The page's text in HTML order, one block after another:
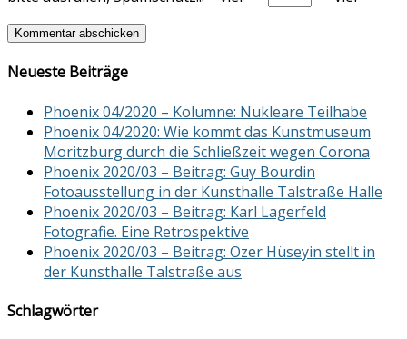
Neueste Beiträge
Phoenix 04/2020 – Kolumne: Nukleare Teilhabe
Phoenix 04/2020: Wie kommt das Kunstmuseum
Moritzburg durch die Schließzeit wegen Corona
Phoenix 2020/03 – Beitrag: Guy Bourdin
Fotoausstellung in der Kunsthalle Talstraße Halle
Phoenix 2020/03 – Beitrag: Karl Lagerfeld
Fotografie. Eine Retrospektive
Phoenix 2020/03 – Beitrag: Özer Hüseyin stellt in
der Kunsthalle Talstraße aus
Schlagwörter